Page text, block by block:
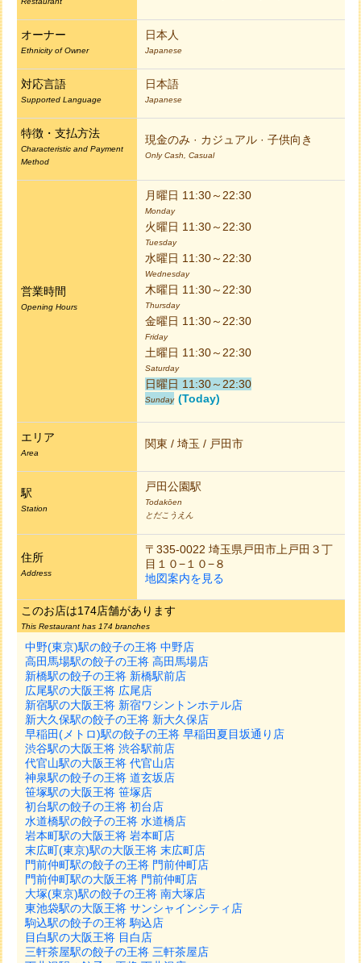
オーナー
Ethnicity of Owner
日本人
Japanese
対応言語
Supported Language
日本語
Japanese
特徴・支払方法
Characteristic and Payment
Method
現金のみ · カジュアル · 子供向き
Only Cash, Casual
営業時間
Opening Hours
月曜日 11:30～22:30
Monday
火曜日 11:30～22:30
Tuesday
水曜日 11:30～22:30
Wednesday
木曜日 11:30～22:30
Thursday
金曜日 11:30～22:30
Friday
土曜日 11:30～22:30
Saturday
日曜日 11:30～22:30
Sunday (Today)
エリア
Area
関東 / 埼玉 / 戸田市
駅
Station
戸田公園駅
Todakōen
とだこうえん
住所
Address
〒335-0022 埼玉県戸田市上戸田３丁
目１０−１０−８
地図案内を見る
このお店は174店舗があります
This Restaurant has 174 branches
中野(東京)駅の餃子の王将 中野店
高田馬場駅の餃子の王将 高田馬場店
新橋駅の餃子の王将 新橋駅前店
広尾駅の大阪王将 広尾店
新宿駅の大阪王将 新宿ワシントンホテル店
新大久保駅の餃子の王将 新大久保店
早稲田(メトロ)駅の餃子の王将 早稲田夏目坂通り店
渋谷駅の大阪王将 渋谷駅前店
代官山駅の大阪王将 代官山店
神泉駅の餃子の王将 道玄坂店
笹塚駅の大阪王将 笹塚店
初台駅の餃子の王将 初台店
水道橋駅の餃子の王将 水道橋店
岩本町駅の大阪王将 岩本町店
末広町(東京)駅の大阪王将 末広町店
門前仲町駅の餃子の王将 門前仲町店
門前仲町駅の大阪王将 門前仲町店
大塚(東京)駅の餃子の王将 南大塚店
東池袋駅の大阪王将 サンシャインシティ店
駒込駅の餃子の王将 駒込店
目白駅の大阪王将 目白店
三軒茶屋駅の餃子の王将 三軒茶屋店